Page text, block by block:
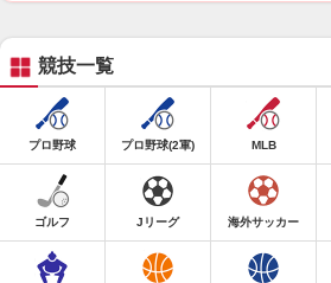
競技一覧
プロ野球 プロ野球(2軍) MLB
ゴルフ Jリーグ 海外サッカー